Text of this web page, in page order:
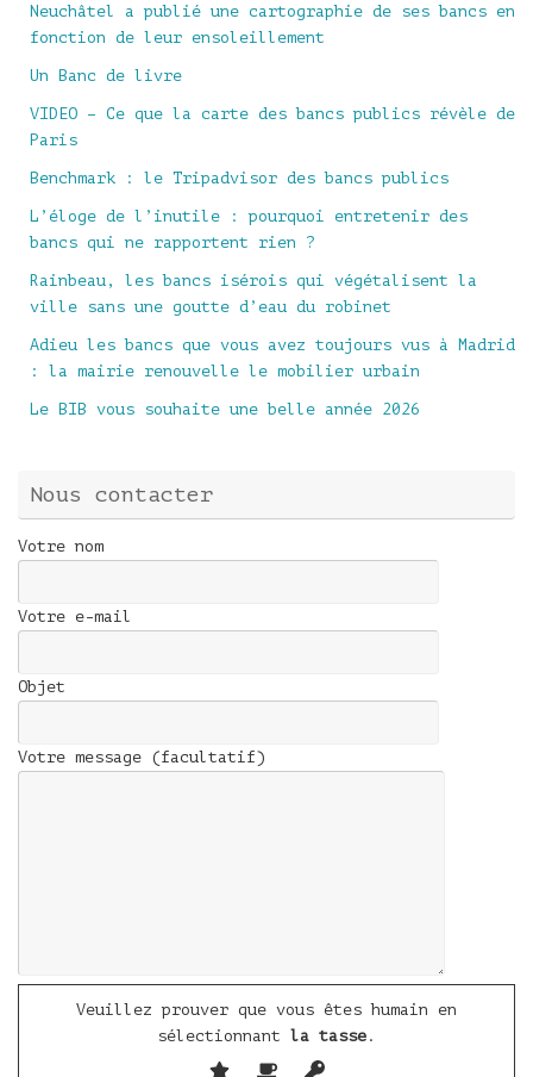
Neuchâtel a publié une cartographie de ses bancs en
fonction de leur ensoleillement
Un Banc de livre
VIDEO – Ce que la carte des bancs publics révèle de
Paris
Benchmark : le Tripadvisor des bancs publics
L’éloge de l’inutile : pourquoi entretenir des
bancs qui ne rapportent rien ?
Rainbeau, les bancs isérois qui végétalisent la
ville sans une goutte d’eau du robinet
Adieu les bancs que vous avez toujours vus à Madrid
: la mairie renouvelle le mobilier urbain
Le BIB vous souhaite une belle année 2026
Nous contacter
Votre nom
Votre e-mail
Objet
Votre message (facultatif)
Veuillez prouver que vous êtes humain en
sélectionnant la tasse .